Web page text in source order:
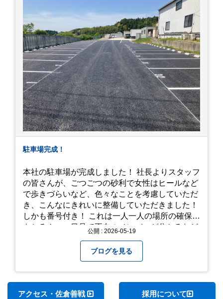
駐車場完成！
本社の駐車場が完成しました！ 社長よりスタッフ
の皆さんが、ごつごつの砂利で女性はヒールなど
で歩きづらいなど、色々なことを考慮していただ
き、こんなにきれいに整備していただきました！
しかも番号付き！ これは一人一人の場所の確保は
もちろん、一目見て不在のメンバーが分かるなど
は毎月「環境整備点検」を実施し、お客様や共に
働くスタッフの為、会社を皆で良くしていく取り
組みを実施しております！ 心一新！これからも努
力を重ねてまいります！
公開 : 2026-05-19
ブログを見る
アクセス・佐倉善戦 採用について